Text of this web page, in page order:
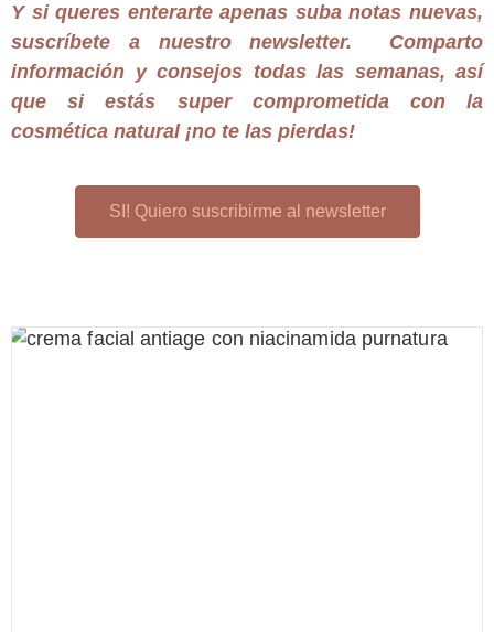
Y si queres enterarte apenas suba notas nuevas,
suscríbete a nuestro newsletter. Comparto
información y consejos todas las semanas, así
que si estás super comprometida con la
cosmética natural ¡no te las pierdas!
SI! Quiero suscribirme al newsletter